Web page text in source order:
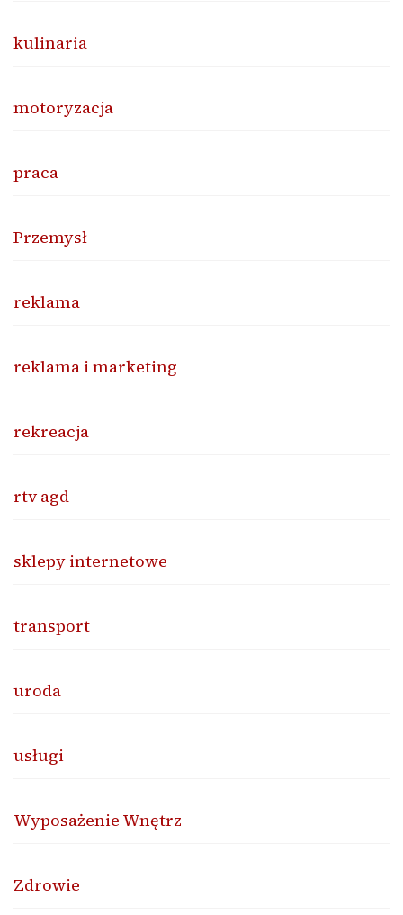
kulinaria
motoryzacja
praca
Przemysł
reklama
reklama i marketing
rekreacja
rtv agd
sklepy internetowe
transport
uroda
usługi
Wyposażenie Wnętrz
Zdrowie